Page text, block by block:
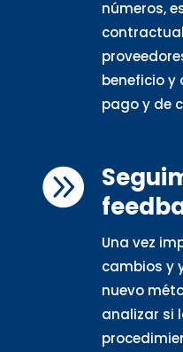
números,
beneficio
pago y de

Una vez
cambios y
nuevo
analizar si